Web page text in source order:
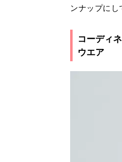
ンナップにし
コーディ
ウエア